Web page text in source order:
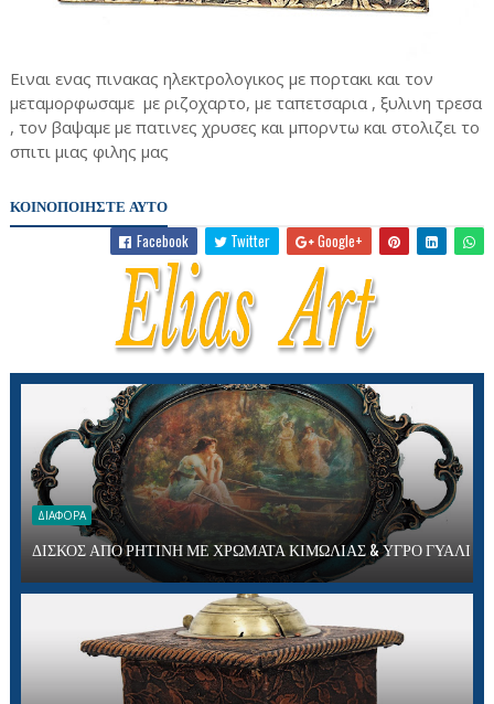
Ειναι ενας πινακας ηλεκτρολογικος με πορτακι και τον
μεταμορφωσαμε με ριζοχαρτο, με ταπετσαρια , ξυλινη τρεσα
, τον βαψαμε με πατινες χρυσες και μπορντω και στολιζει το
σπιτι μιας φιλης μας
ΚΟΙΝΟΠΟΙΗΣΤΕ ΑΥΤΟ
Facebook
Twitter Google+
ΔΙΑΦΟΡΑ
ΔΙΣΚΟΣ ΑΠΟ ΡΗΤΙΝΗ ΜΕ ΧΡΩΜΑΤΑ ΚΙΜΩΛΙΑΣ & ΥΓΡΟ ΓΥΑΛΙ